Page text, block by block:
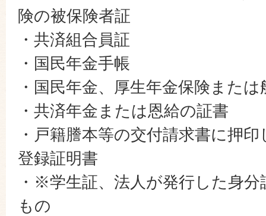
険の被保険者証
・共済組合員証
・国民年金手帳
・国民年金、厚生年金保険また
・共済年金または恩給の証書
・戸籍謄本等の交付請求書に押
登録証明書
・※学生証、法人が発行した身
もの